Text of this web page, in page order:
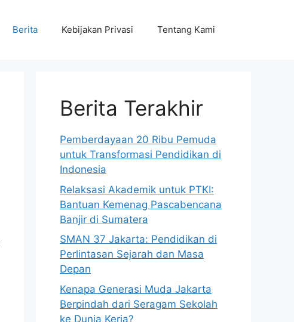
Berita Kebijakan Privasi Tentang Kami
Berita Terakhir
Pemberdayaan 20 Ribu Pemuda
untuk Transformasi Pendidikan di
Indonesia
Relaksasi Akademik untuk PTKI:
Bantuan Kemenag Pascabencana
Banjir di Sumatera
SMAN 37 Jakarta: Pendidikan di
Perlintasan Sejarah dan Masa
Depan
Kenapa Generasi Muda Jakarta
Berpindah dari Seragam Sekolah
ke Dunia Kerja?